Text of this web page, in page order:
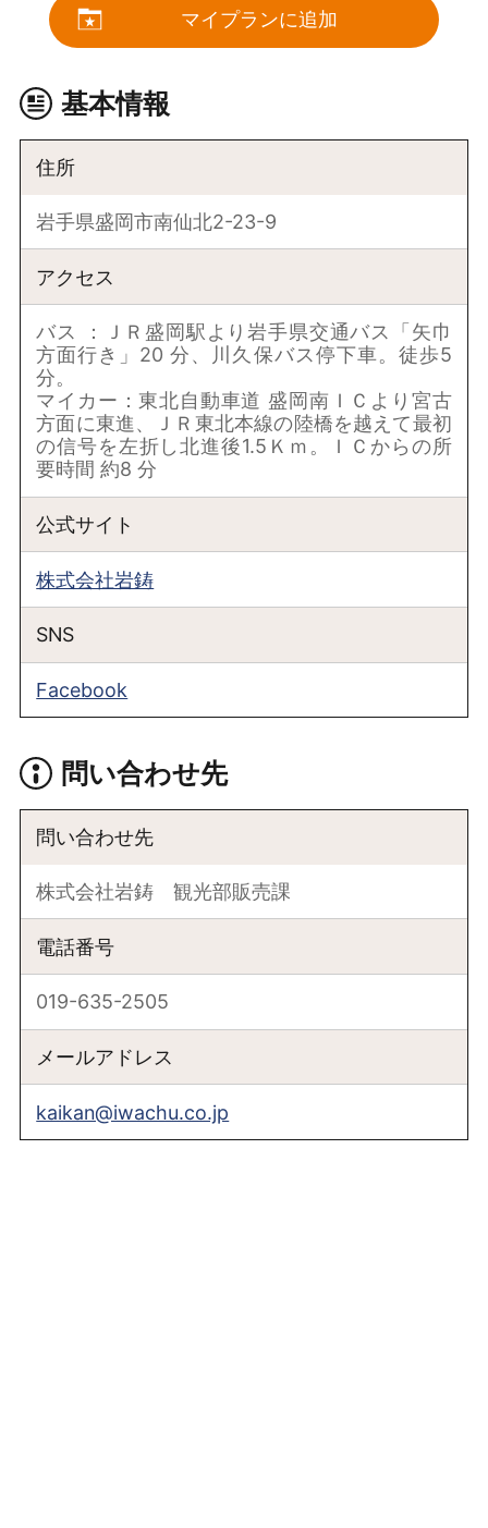
マイプランに追加
基本情報
住所
岩手県盛岡市南仙北2-23-9
アクセス
バス ：ＪＲ盛岡駅より岩手県交通バス「矢巾
方面行き」20 分、川久保バス停下車。徒歩5
分。
マイカー：東北自動車道 盛岡南ＩＣより宮古
方面に東進、ＪＲ東北本線の陸橋を越えて最初
の信号を左折し北進後1.5Ｋｍ。ＩＣからの所
要時間 約8 分
公式サイト
株式会社岩鋳
SNS
Facebook
問い合わせ先
問い合わせ先
株式会社岩鋳 観光部販売課
電話番号
019-635-2505
メールアドレス
kaikan@iwachu.co.jp